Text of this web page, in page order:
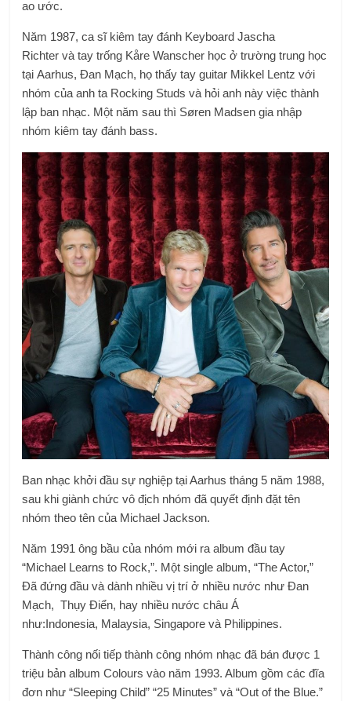
ao ước.
Năm 1987, ca sĩ kiêm tay đánh KeyboardJascha
Richter và tay trống Kåre Wanscher học ở trường trung học
tạiAarhus, Đan Mạch, họ thấy tay guitar Mikkel Lentz với
nhóm của anh ta Rocking Studs và hỏi anh này việc thành
lập ban nhạc. Một năm sau thì Søren Madsen gia nhập
nhóm kiêm tay đánh bass.
Ban nhạc khởi đầu sự nghiệp tại Aarhus tháng 5 năm 1988,
sau khi giành chức vô địch nhóm đã quyết định đặt tên
nhóm theo tên của Michael Jackson.
Năm 1991 ông bầu của nhóm mới ra album đầu tay
“Michael Learns to Rock,”. Một single album, “The Actor,”
Đã đứng đầu và dành nhiều vị trí ở nhiều nước như Đan
Mạch,Thụy Điển, hay nhiều nước châu Á
như:Indonesia, Malaysia, Singapore và Philippines.
Thành công nối tiếp thành công nhóm nhạc đã bán được 1
triệu bản albumColours vào năm 1993. Album gồm các đĩa
đơn như “Sleeping Child” “25 Minutes” và “Out of the Blue.”